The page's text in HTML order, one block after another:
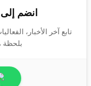
انضم
تابع آخر الأخبار،
بلحظة